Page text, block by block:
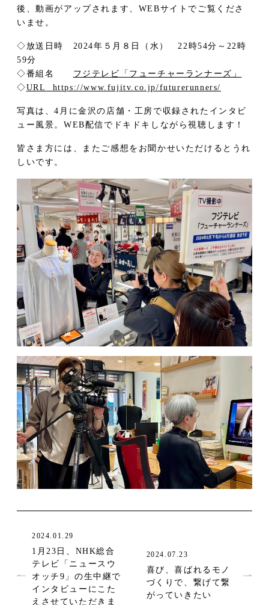
後、動画がアップされます、WEBサイトでご覧くださ
いませ。
◇放送日時 2024年５月８日（水） 22時54分～22時
59分
◇番組名 フジテレビ「フューチャーランナーズ」
◇URL https://www.fujitv.co.jp/futurerunners/
写真は、4月に金沢の店舗・工房で収録されたインタビ
ュー風景。WEB配信でドキドキしながら視聴します！
皆さま方には、またご感想をお聞かせいただけるとうれ
しいです。
2024.01.29
1月23日、NHK総合
テレビ「ニュースウ
オッチ9」の生中継で
インタビューにこた
えさせていただきま
2024.07.23
喜び、喜ばれるモノ
づくりで、繋げて繋
がっていきたい